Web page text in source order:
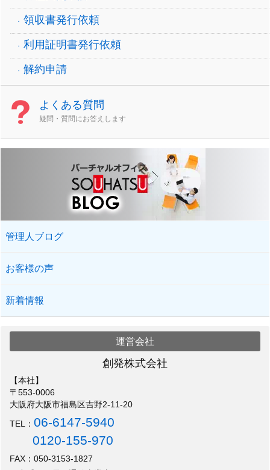
領収書発行依頼
利用証明書発行依頼
解約申請
よくある質問
疑問・質問にお答えします
管理人ブログ
お客様の声
新着情報
運営会社
創発株式会社
【本社】
〒553-0006
大阪府大阪市福島区吉野2-11-20
TEL：06-6147-5940
0120-155-970
FAX：050-3153-1827